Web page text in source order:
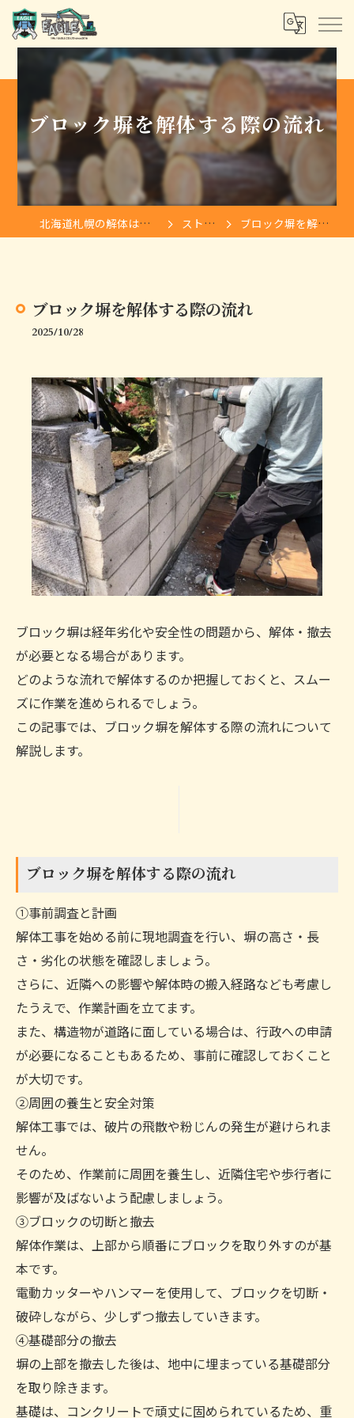
ブロック塀を解体する際の流れ
北海道札幌の解体は株式会社イーグル ストーリー ブロック塀を解体する際の流れ
ブロック塀を解体する際の流れ
2025/10/28
ブロック塀は経年劣化や安全性の問題から、解体・撤去
が必要となる場合があります。
どのような流れで解体するのか把握しておくと、スムー
ズに作業を進められるでしょう。
この記事では、ブロック塀を解体する際の流れについて
解説します。
ブロック塀を解体する際の流れ
①事前調査と計画
解体工事を始める前に現地調査を行い、塀の高さ・長
さ・劣化の状態を確認しましょう。
さらに、近隣への影響や解体時の搬入経路なども考慮し
たうえで、作業計画を立てます。
また、構造物が道路に面している場合は、行政への申請
が必要になることもあるため、事前に確認しておくこと
が大切です。
②周囲の養生と安全対策
解体工事では、破片の飛散や粉じんの発生が避けられま
せん。
そのため、作業前に周囲を養生し、近隣住宅や歩行者に
影響が及ばないよう配慮しましょう。
③ブロックの切断と撤去
解体作業は、上部から順番にブロックを取り外すのが基
本です。
電動カッターやハンマーを使用して、ブロックを切断・
破砕しながら、少しずつ撤去していきます。
④基礎部分の撤去
塀の上部を撤去した後は、地中に埋まっている基礎部分
を取り除きます。
基礎は、コンクリートで頑丈に固められているため、重